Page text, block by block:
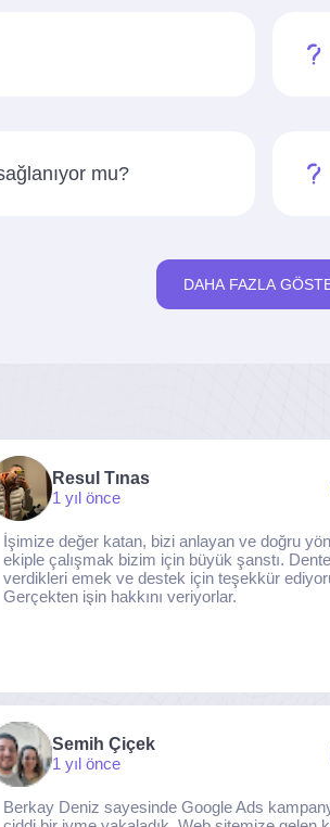
mu?
DAHA FAZLA
Resul Tınas
1 yıl önce
İşimize değer katan, bizi anlayan ve doğru
ekiple çalışmak bizim için büyük şanstı.
verdikleri emek ve destek için teşekkür
Gerçekten işin hakkını veriyorlar.
Semih Çiçek
1 yıl önce
Berkay Deniz sayesinde Google Ads